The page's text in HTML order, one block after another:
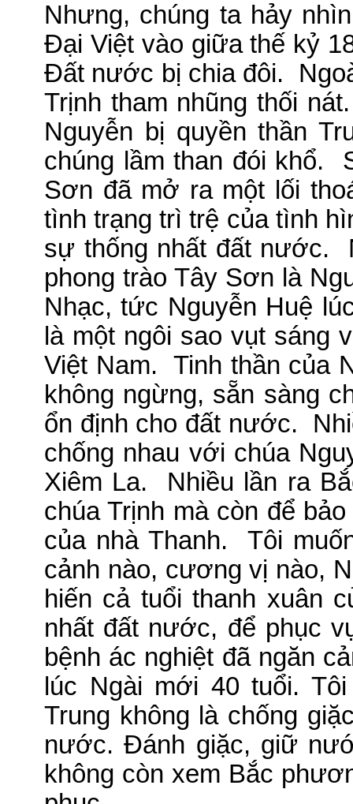
Nhưng, chúng ta hảy
Đại Việt vào giữa thế kỷ
Đất nước bị chia đôi.
Trịnh tham nhũng thối nát.
Nguyễn bị quyền thần
chúng lầm than đói khổ.
Sơn đã mở ra một lối
tình trạng trì trệ của tình
sự thống nhất đất nước.
phong trào Tây Sơn là
Nhạc, tức Nguyễn Huệ
là một ngôi sao vụt sáng
Việt Nam.
Tinh thần của
không ngừng, sẵn sàng
ổn định cho đất nước.
chống nhau với chúa
Xiêm La.
Nhiều lần ra
chúa Trịnh mà còn để
của nhà Thanh.
Tôi
cảnh nào, cương vị nào,
hiến cả tuổi thanh xuân
nhất đất nước, để phục
bệnh ác nghiệt đã ngăn
lúc Ngài mới 40 tuổi.
Trung không là chống
nước. Đánh giặc, giữ
không còn xem Bắc